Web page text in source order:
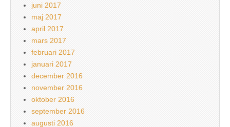
juni 2017
maj 2017
april 2017
mars 2017
februari 2017
januari 2017
december 2016
november 2016
oktober 2016
september 2016
augusti 2016